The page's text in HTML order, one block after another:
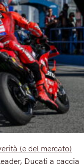
(e del mercato)
Ducati a caccia